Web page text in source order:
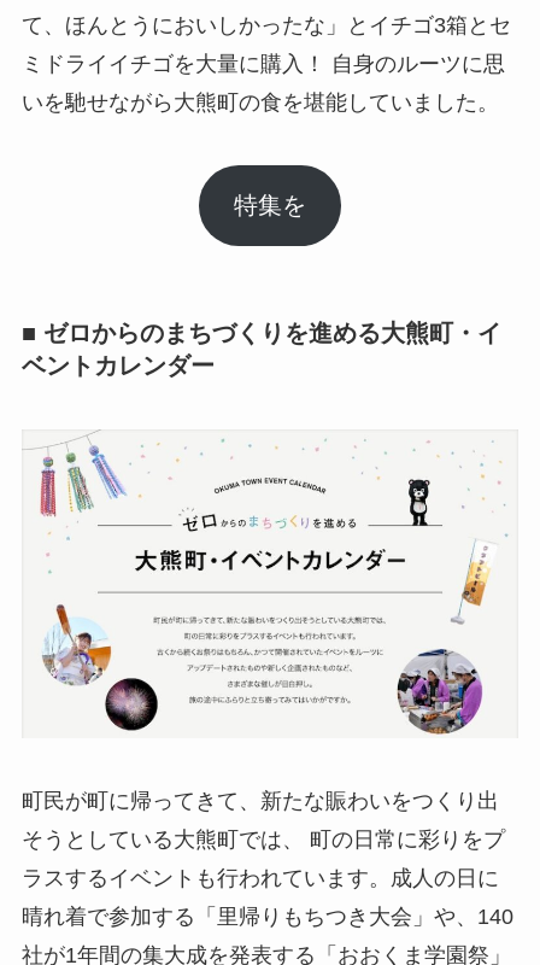
て、ほんとうにおいしかったな」とイチゴ3箱とセ
ミドライイチゴを大量に購入！ 自身のルーツに思
いを馳せながら大熊町の食を堪能していました。
特集を
■ ゼロからのまちづくりを進める大熊町・イ
ベントカレンダー
町民が町に帰ってきて、新たな賑わいをつくり出
そうとしている大熊町では、 町の日常に彩りをプ
ラスするイベントも行われています。成人の日に
晴れ着で参加する「里帰りもちつき大会」や、140
社が1年間の集大成を発表する「おおくま学園祭」